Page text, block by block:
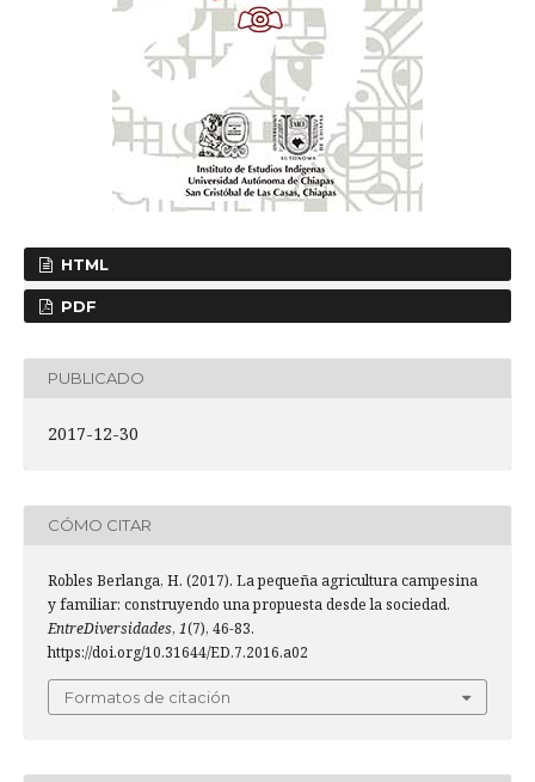
HTML
PDF
PUBLICADO
2017-12-30
CÓMO CITAR
Robles Berlanga, H. (2017). La pequeña agricultura campesina
y familiar: construyendo una propuesta desde la sociedad.
EntreDiversidades, 1(7), 46-83.
https://doi.org/10.31644/ED.7.2016.a02
Formatos de citación